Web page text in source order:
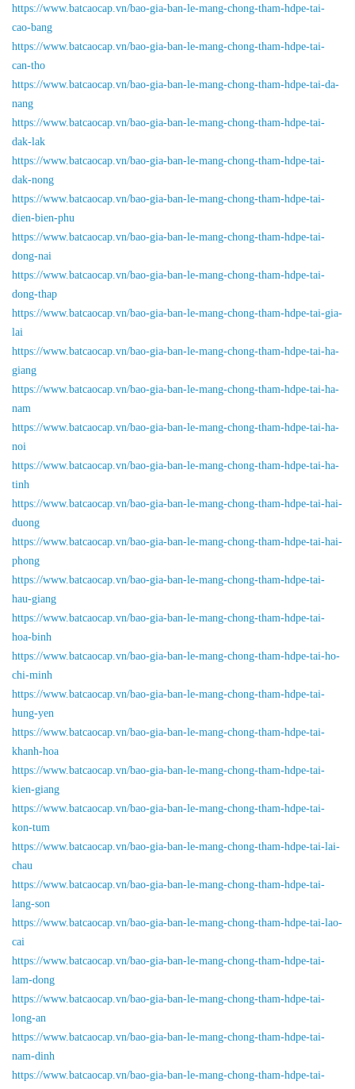
https://www.batcaocap.vn/bao-gia-ban-le-mang-chong-tham-hdpe-tai-
cao-bang
https://www.batcaocap.vn/bao-gia-ban-le-mang-chong-tham-hdpe-tai-
can-tho
https://www.batcaocap.vn/bao-gia-ban-le-mang-chong-tham-hdpe-tai-da-
nang
https://www.batcaocap.vn/bao-gia-ban-le-mang-chong-tham-hdpe-tai-
dak-lak
https://www.batcaocap.vn/bao-gia-ban-le-mang-chong-tham-hdpe-tai-
dak-nong
https://www.batcaocap.vn/bao-gia-ban-le-mang-chong-tham-hdpe-tai-
dien-bien-phu
https://www.batcaocap.vn/bao-gia-ban-le-mang-chong-tham-hdpe-tai-
dong-nai
https://www.batcaocap.vn/bao-gia-ban-le-mang-chong-tham-hdpe-tai-
dong-thap
https://www.batcaocap.vn/bao-gia-ban-le-mang-chong-tham-hdpe-tai-gia-
lai
https://www.batcaocap.vn/bao-gia-ban-le-mang-chong-tham-hdpe-tai-ha-
giang
https://www.batcaocap.vn/bao-gia-ban-le-mang-chong-tham-hdpe-tai-ha-
nam
https://www.batcaocap.vn/bao-gia-ban-le-mang-chong-tham-hdpe-tai-ha-
noi
https://www.batcaocap.vn/bao-gia-ban-le-mang-chong-tham-hdpe-tai-ha-
tinh
https://www.batcaocap.vn/bao-gia-ban-le-mang-chong-tham-hdpe-tai-hai-
duong
https://www.batcaocap.vn/bao-gia-ban-le-mang-chong-tham-hdpe-tai-hai-
phong
https://www.batcaocap.vn/bao-gia-ban-le-mang-chong-tham-hdpe-tai-
hau-giang
https://www.batcaocap.vn/bao-gia-ban-le-mang-chong-tham-hdpe-tai-
hoa-binh
https://www.batcaocap.vn/bao-gia-ban-le-mang-chong-tham-hdpe-tai-ho-
chi-minh
https://www.batcaocap.vn/bao-gia-ban-le-mang-chong-tham-hdpe-tai-
hung-yen
https://www.batcaocap.vn/bao-gia-ban-le-mang-chong-tham-hdpe-tai-
khanh-hoa
https://www.batcaocap.vn/bao-gia-ban-le-mang-chong-tham-hdpe-tai-
kien-giang
https://www.batcaocap.vn/bao-gia-ban-le-mang-chong-tham-hdpe-tai-
kon-tum
https://www.batcaocap.vn/bao-gia-ban-le-mang-chong-tham-hdpe-tai-lai-
chau
https://www.batcaocap.vn/bao-gia-ban-le-mang-chong-tham-hdpe-tai-
lang-son
https://www.batcaocap.vn/bao-gia-ban-le-mang-chong-tham-hdpe-tai-lao-
cai
https://www.batcaocap.vn/bao-gia-ban-le-mang-chong-tham-hdpe-tai-
lam-dong
https://www.batcaocap.vn/bao-gia-ban-le-mang-chong-tham-hdpe-tai-
long-an
https://www.batcaocap.vn/bao-gia-ban-le-mang-chong-tham-hdpe-tai-
nam-dinh
https://www.batcaocap.vn/bao-gia-ban-le-mang-chong-tham-hdpe-tai-